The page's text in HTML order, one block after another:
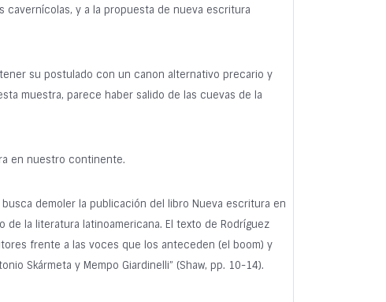
cavernícolas, y a la propuesta de nueva escritura
su postulado con un canon alternativo precario y
muestra, parece haber salido de las cuevas de la
en nuestro continente.
demoler la publicación del libro Nueva escritura en
la literatura latinoamericana. El texto de Rodríguez
frente a las voces que los anteceden (el boom) y
Skármeta y Mempo Giardinelli” (Shaw, pp. 10-14).